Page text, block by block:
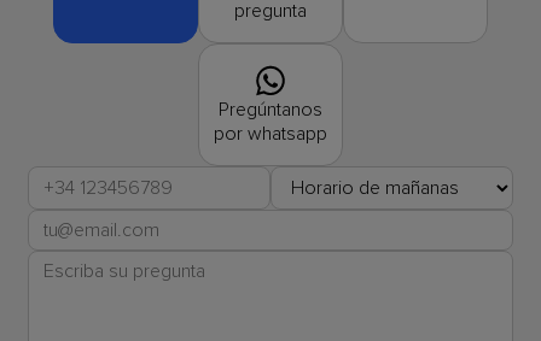
pregunta
Pregúntanos
por whatsapp